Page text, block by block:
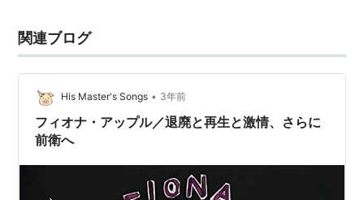
関連ブログ
His Master's Songs • 3年前
フィオナ・アップル／退廃と再生と激情、さらに
前衛へ